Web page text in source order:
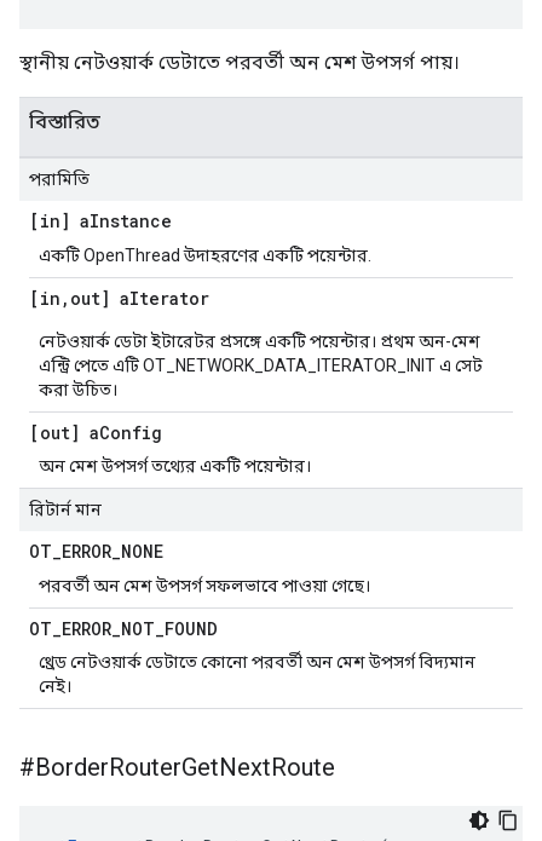
স্থানীয় নেটওয়ার্ক ডেটাতে পরবর্তী অন মেশ উপসর্গ পায়।
বিস্তারিত
পরামিতি
[in] aInstance
একটি OpenThread উদাহরণের একটি পয়েন্টার.
[in , out] aIterator
নেটওয়ার্ক ডেটা ইটারেটর প্রসঙ্গে একটি পয়েন্টার। প্রথম অন-মেশ
এন্ট্রি পেতে এটি OT_NETWORK_DATA_ITERATOR_INIT এ সেট
করা উচিত।
[out] aConfig
অন ​​মেশ উপসর্গ তথ্যের একটি পয়েন্টার।
রিটার্ন মান
OT_ERROR_NONE
পরবর্তী অন মেশ উপসর্গ সফলভাবে পাওয়া গেছে।
OT_ERROR_NOT_FOUND
থ্রেড নেটওয়ার্ক ডেটাতে কোনো পরবর্তী অন মেশ উপসর্গ বিদ্যমান
নেই।
#BorderRouterGetNextRoute